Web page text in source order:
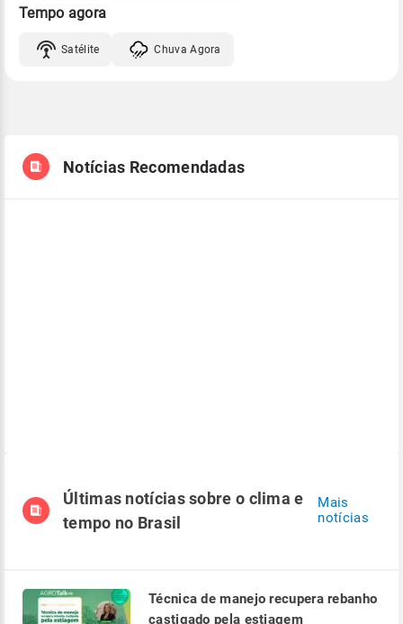
Tempo agora
Satélite Chuva Agora
Notícias Recomendadas
Últimas notícias sobre o clima e
tempo no Brasil
Mais
notícias
Técnica de manejo recupera rebanho
castigado pela estiagem